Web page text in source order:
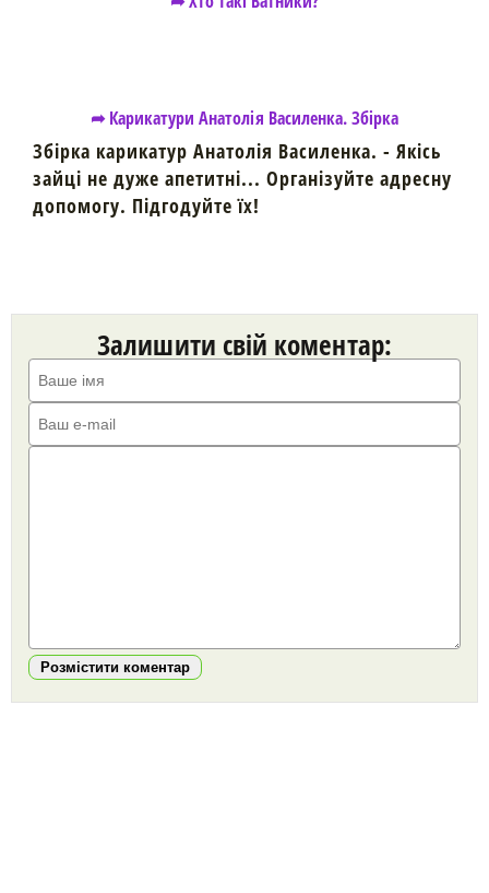
➦ Карикатури Анатолія Василенка. Збірка
Збірка карикатур Анатолія Василенка. - Якісь
зайці не дуже апетитні... Організуйте адресну
допомогу. Підгодуйте їх!
Залишити свій коментар:
Розмістити коментар